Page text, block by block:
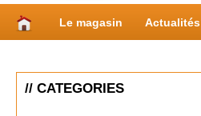
Le magasin Actualités
// CATEGORIES